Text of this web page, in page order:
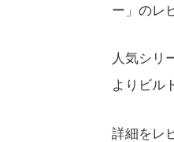
ー」のレ
人気シリ
よりビル
詳細をレ